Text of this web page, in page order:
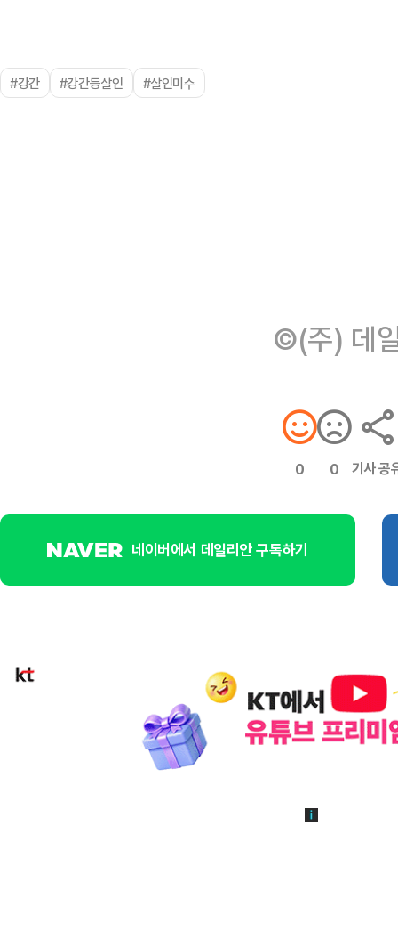
#강간 #강간등살인 #살인미수
©(주) 데
0 0 기사 공
네이버에서 데일리안 구독하기